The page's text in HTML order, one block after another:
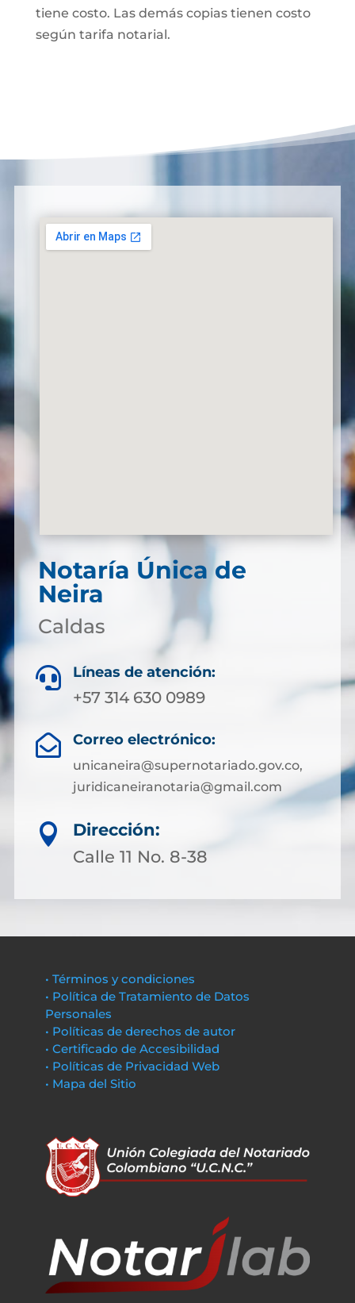
tiene costo. Las demás copias tienen costo
según tarifa notarial.
Notaría Única de
Neira
Caldas
 Líneas de atención:
+57 314 630 0989
 Correo electrónico:
unicaneira@supernotariado.gov.co,
juridicaneiranotaria@gmail.com

Dirección:
Calle 11 No. 8-38
• Términos y condiciones
• Política de Tratamiento de Datos
Personales
• Políticas de derechos de autor
• Certificado de Accesibilidad
• Políticas de Privacidad Web
• Mapa del Sitio